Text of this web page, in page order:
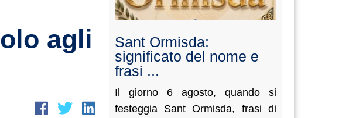
agli
Sant Ormisda:
significato del nome e
frasi ...
Il giorno 6 agosto, quando si
festeggia Sant Ormisda, frasi di